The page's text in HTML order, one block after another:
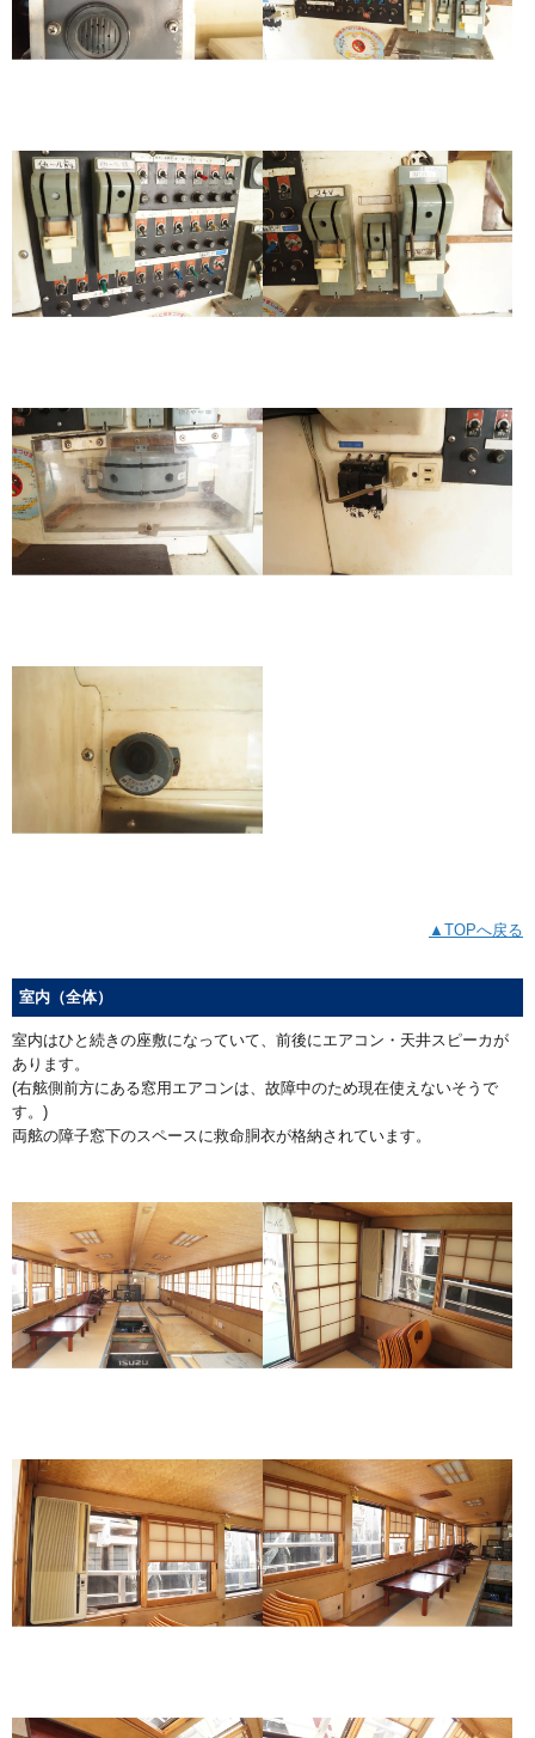
▲TOPへ戻る
室内（全体）
室内はひと続きの座敷になっていて、前後にエアコン・天井スピーカが
あります。
(右舷側前方にある窓用エアコンは、故障中のため現在使えないそうで
す。)
両舷の障子窓下のスペースに救命胴衣が格納されています。